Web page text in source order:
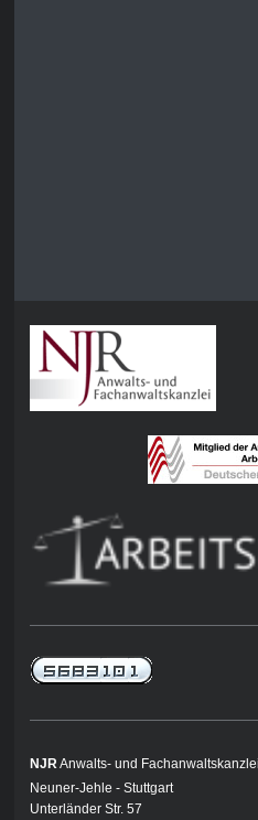
NJR Anwalts- und Fachanwaltskanzlei
Neuner-Jehle - Stuttgart
Unterländer Str. 57